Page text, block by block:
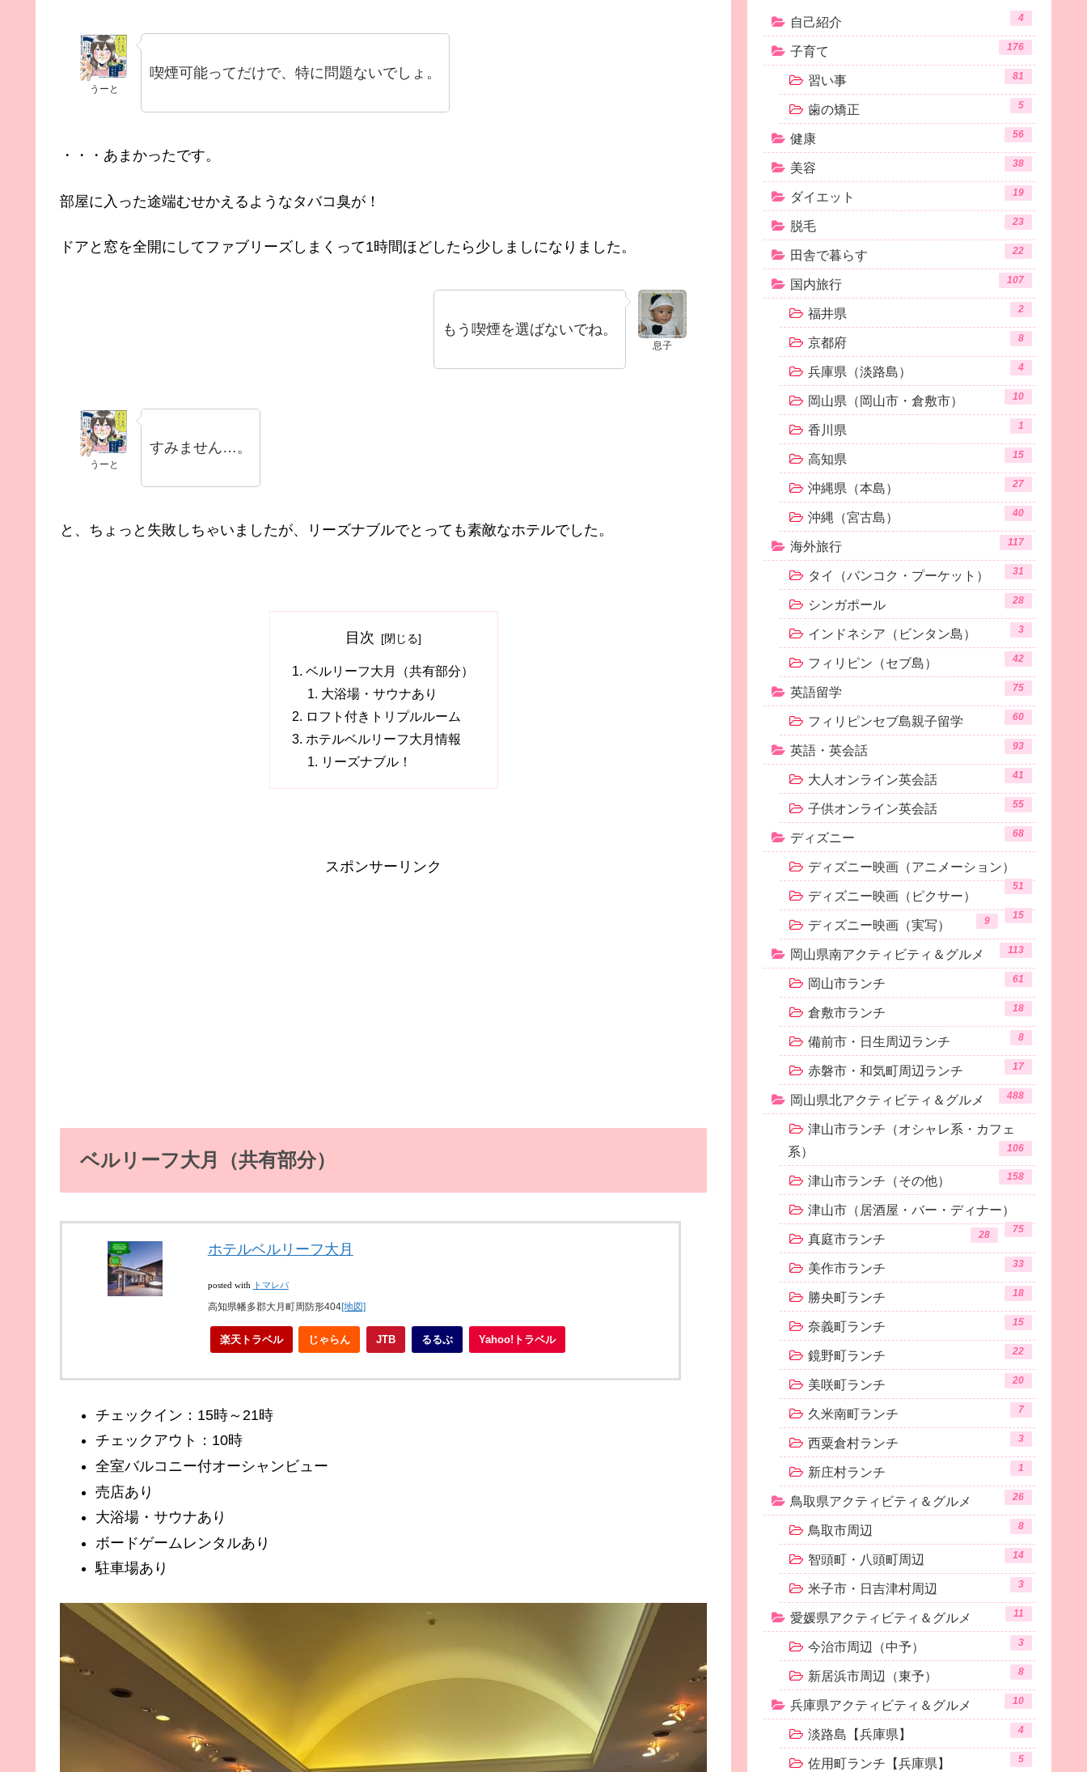
うーと
喫煙可能ってだけで、特に問題ないでしょ。
・・・あまかったです。
部屋に入った途端むせかえるようなタバコ臭が！
ドアと窓を全開にしてファブリーズしまくって1時間ほどしたら少しましになりました。
息子
もう喫煙を選ばないでね。
うーと
すみません…。
と、ちょっと失敗しちゃいましたが、リーズナブルでとっても素敵なホテルでした。
目次
ベルリーフ大月（共有部分）
大浴場・サウナあり
ロフト付きトリプルルーム
ホテルベルリーフ大月情報
リーズナブル！
スポンサーリンク
ベルリーフ大月（共有部分）
ホテルベルリーフ大月
posted with トマレバ
高知県幡多郡大月町周防形404[地図]
楽天トラベル じゃらん JTB るるぶ Yahoo!トラベル
チェックイン：15時～21時
チェックアウト：10時
全室バルコニー付オーシャンビュー
売店あり
大浴場・サウナあり
ボードゲームレンタルあり
駐車場あり
自己紹介 4
子育て 176
習い事 81
歯の矯正 5
健康 56
美容 38
ダイエット 19
脱毛 23
田舎で暮らす 22
国内旅行 107
福井県 2
京都府 8
兵庫県（淡路島） 4
岡山県（岡山市・倉敷市） 10
香川県 1
高知県 15
沖縄県（本島） 27
沖縄（宮古島） 40
海外旅行 117
タイ（バンコク・プーケット） 31
シンガポール 28
インドネシア（ビンタン島） 3
フィリピン（セブ島） 42
英語留学 75
フィリピンセブ島親子留学 60
英語・英会話 93
大人オンライン英会話 41
子供オンライン英会話 55
ディズニー 68
ディズニー映画（アニメーション）
51
ディズニー映画（ピクサー）
15
ディズニー映画（実写） 9
岡山県南アクティビティ＆グルメ 113
岡山市ランチ 61
倉敷市ランチ 18
備前市・日生周辺ランチ 8
赤磐市・和気町周辺ランチ 17
岡山県北アクティビティ＆グルメ 488
津山市ランチ（オシャレ系・カフェ
系）
106
津山市ランチ（その他） 158
津山市（居酒屋・バー・ディナー）
75
真庭市ランチ 28
美作市ランチ 33
勝央町ランチ 18
奈義町ランチ 15
鏡野町ランチ 22
美咲町ランチ 20
久米南町ランチ 7
西粟倉村ランチ 3
新庄村ランチ 1
鳥取県アクティビティ＆グルメ 26
鳥取市周辺 8
智頭町・八頭町周辺 14
米子市・日吉津村周辺 3
愛媛県アクティビティ＆グルメ 11
今治市周辺（中予） 3
新居浜市周辺（東予） 8
兵庫県アクティビティ＆グルメ 10
淡路島【兵庫県】 4
佐用町ランチ【兵庫県】 5